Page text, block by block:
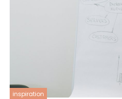
inspiration